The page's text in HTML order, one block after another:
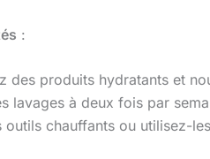
:
des produits hydratants et
lavages à deux fois par
outils chauffants ou utilisez-